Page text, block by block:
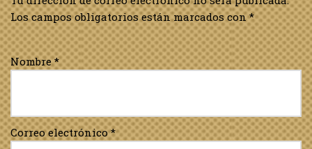
Los campos obligatorios están marcados con*
Nombre*
Correo electrónico*